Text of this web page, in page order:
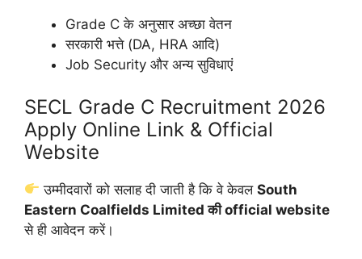
Grade C के अनुसार अच्छा वेतन
सरकारी भत्ते (DA, HRA आदि)
Job Security और अन्य सुविधाएं
SECL Grade C Recruitment 2026
Apply Online Link & Official
Website
उम्मीदवारों को सलाह दी जाती है कि वे केवलSouth
Eastern Coalfields Limited की official website
से ही आवेदन करें।